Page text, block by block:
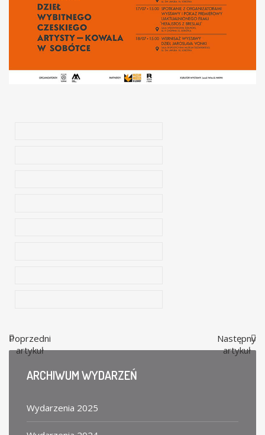
Poprzedni
artykuł
Następny
artykuł
ARCHIWUMWYDARZEŃ
Wydarzenia 2025